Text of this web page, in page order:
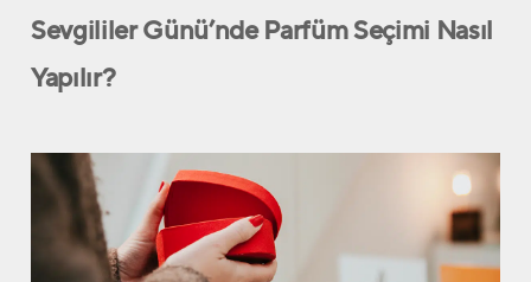
Sevgililer Günü’nde Parfüm Seçimi Nasıl
Yapılır?